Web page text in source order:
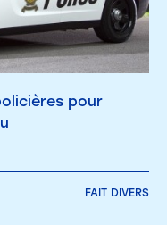
pour
FAIT DIVERS